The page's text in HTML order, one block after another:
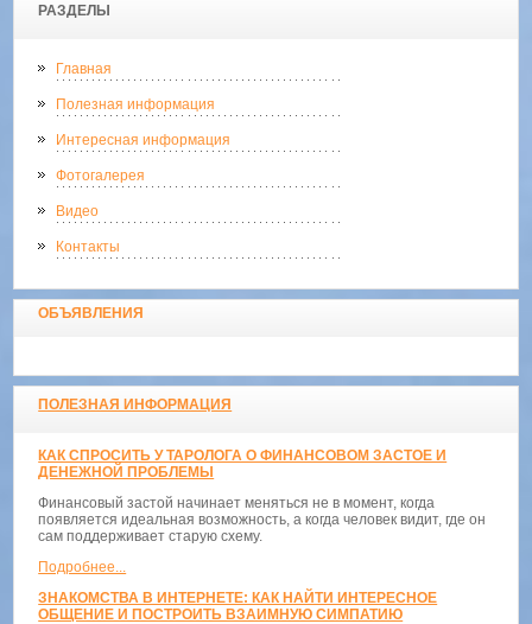
РАЗДЕЛЫ
Главная
Полезная информация
Интересная информация
Фотогалерея
Видео
Контакты
ОБЪЯВЛЕНИЯ
ПОЛЕЗНАЯ ИНФОРМАЦИЯ
КАК СПРОСИТЬ У ТАРОЛОГА О ФИНАНСОВОМ ЗАСТОЕ И
ДЕНЕЖНОЙ ПРОБЛЕМЫ
Финансовый застой начинает меняться не в момент, когда
появляется идеальная возможность, а когда человек видит, где он
сам поддерживает старую схему.
Подробнее...
ЗНАКОМСТВА В ИНТЕРНЕТЕ: КАК НАЙТИ ИНТЕРЕСНОЕ
ОБЩЕНИЕ И ПОСТРОИТЬ ВЗАИМНУЮ СИМПАТИЮ